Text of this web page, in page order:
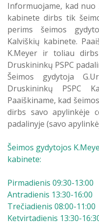
darbo
PSPC
Laukimo
darbuotojai
Informuojame, kad nuo
kabinete dirbs tik
perims šeimos
Kalviškių kabinete.
K.Meyer ir toliau
Druskininkų PSPC
Šeimos gydytoja
Druskininkų PSPC
Paaiškiname, kad
dirbs savo apylinkėje
padalinyje (savo
Šeimos gydytojos
kabinete:
Pirmadienis 09:30-13:00
Antradienis 13:30-16:00
Trečiadienis 08:00-11:00
Ketvirtadienis 13:30-